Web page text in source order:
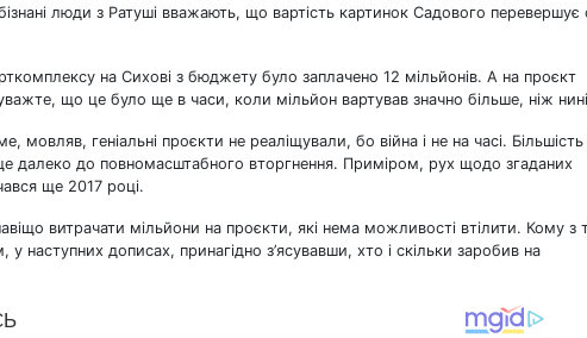
люди з Ратуші вважають, що вартість картинок Садового перевершує
на Сихові з бюджету було заплачено 12 мільйонів. А на проєкт
що це було ще в часи, коли мільйон вартував значно більше, ніж
мовляв, геніальні проєкти не реаліщували, бо війна і не на часі. Більшість
ще далеко до повномасштабного вторгнення. Приміром, рух щодо згаданих
ще 2017 році.
витрачати мільйони на проєкти, які нема можливості втілити. Кому з
наступних дописах, принагідно з’ясувавши, хто і скільки заробив на